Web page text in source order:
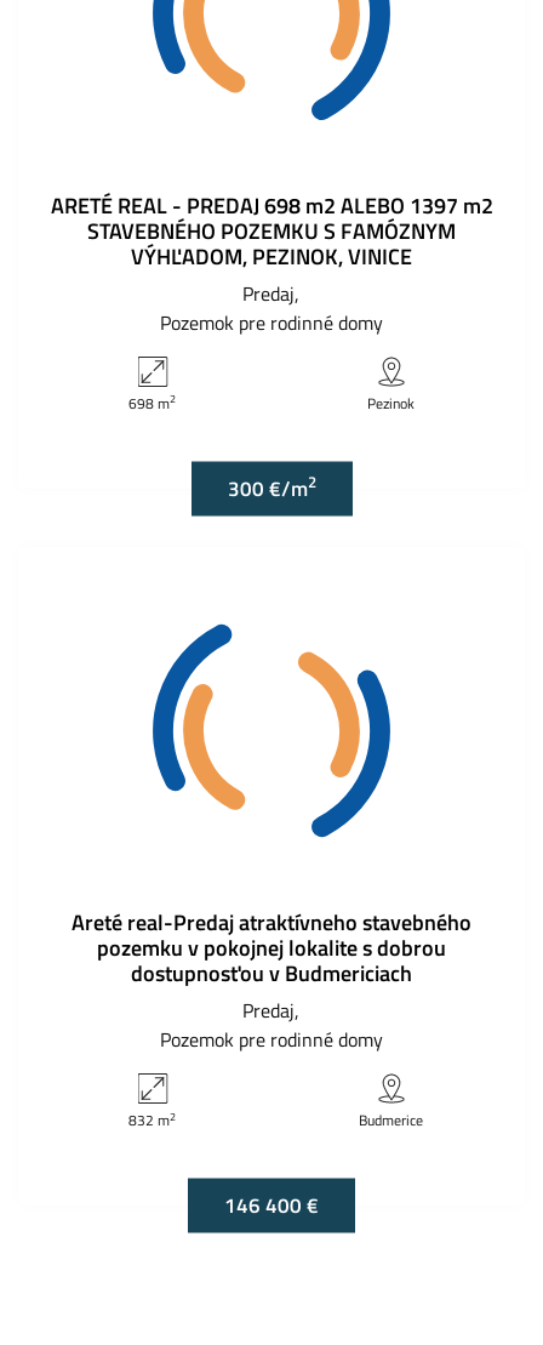
ARETÉ REAL - PREDAJ 698 m2 ALEBO 1397 m2
STAVEBNÉHO POZEMKU S FAMÓZNYM
VÝHĽADOM, PEZINOK, VINICE
Predaj
Pozemok pre rodinné domy
698 m2 Pezinok
300 €/m2
Areté real-Predaj atraktívneho stavebného
pozemku v pokojnej lokalite s dobrou
dostupnosťou v Budmericiach
Predaj
Pozemok pre rodinné domy
832 m2 Budmerice
146 400 €